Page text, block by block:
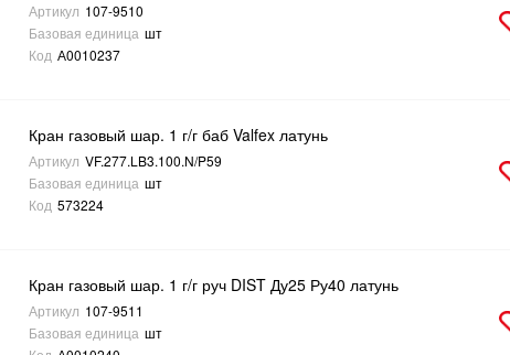
Артикул 107-9510
Базовая единица шт
Код А0010237
Кран газовый шар. 1 г/г баб Valfex латунь
Артикул VF.277.LB3.100.N/P59
Базовая единица шт
Код 573224
Кран газовый шар. 1 г/г руч DIST Ду25 Ру40 латунь
Артикул 107-9511
Базовая единица шт